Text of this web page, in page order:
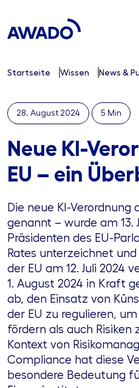
Startseite Wissen News &
28. August 2024 5 Min
Neue KI-
EU – ein
Die neue KI-Verordnung
genannt – wurde am 13.
Präsidenten des EU-
Rates unterzeichnet
der EU am 12. Juli 2024
1. August 2024 in Kraft
ab, den Einsatz von
der EU zu regulieren,
fördern als auch Risiken
Kontext von
Compliance hat diese
besondere Bedeutung